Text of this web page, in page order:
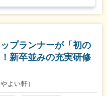
プランナーが「初の
新卒並みの充実研修
よい軒）